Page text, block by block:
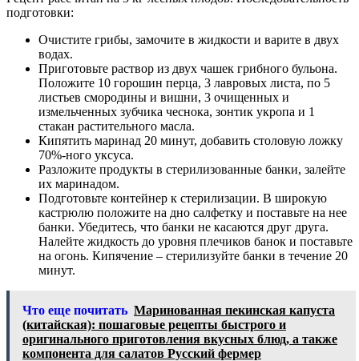
подготовки:
Очистите грибы, замочите в жидкости и варите в двух
водах.
Приготовьте раствор из двух чашек грибного бульона.
Положите 10 горошин перца, 3 лавровых листа, по 5
листьев смородины и вишни, 3 очищенных и
измельченных зубчика чеснока, зонтик укропа и 1
стакан растительного масла.
Кипятить маринад 20 минут, добавить столовую ложку
70%-ного уксуса.
Разложите продукты в стерилизованные банки, залейте
их маринадом.
Подготовьте контейнер к стерилизации. В широкую
кастрюлю положите на дно салфетку и поставьте на нее
банки. Убедитесь, что банки не касаются друг друга.
Налейте жидкость до уровня плечиков банок и поставьте
на огонь. Кипячение – стерилизуйте банки в течение 20
минут.
Что еще почитать Маринованная пекинская капуста
(китайская): пошаговые рецепты быстрого и
оригинального приготовления вкусных блюд, а также
компонента для салатов Русский фермер